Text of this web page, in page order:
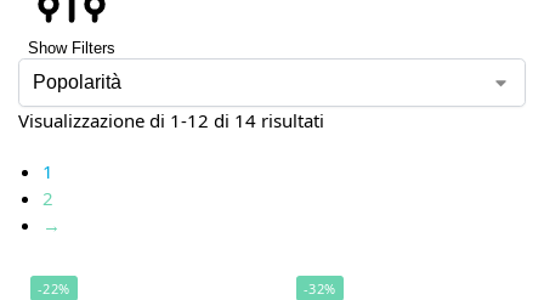
Show Filters
Visualizzazione di 1-12 di 14 risultati
1
2
→
-22% -32%